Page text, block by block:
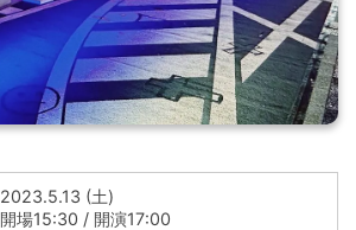
2023.5.13 (土)
開場15:30 / 開演17:00